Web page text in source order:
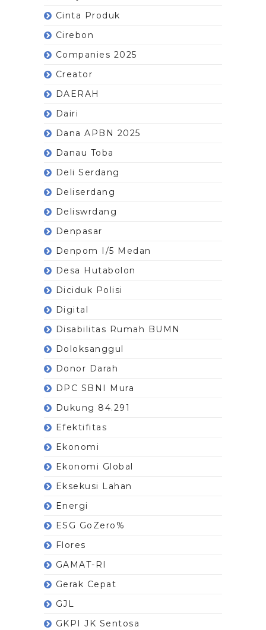
Cinta Produk
Cirebon
Companies 2025
Creator
DAERAH
Dairi
Dana APBN 2025
Danau Toba
Deli Serdang
Deliserdang
Deliswrdang
Denpasar
Denpom I/5 Medan
Desa Hutabolon
Diciduk Polisi
Digital
Disabilitas Rumah BUMN
Doloksanggul
Donor Darah
DPC SBNI Mura
Dukung 84.291
Efektifitas
Ekonomi
Ekonomi Global
Eksekusi Lahan
Energi
ESG GoZero%
Flores
GAMAT-RI
Gerak Cepat
GJL
GKPI JK Sentosa